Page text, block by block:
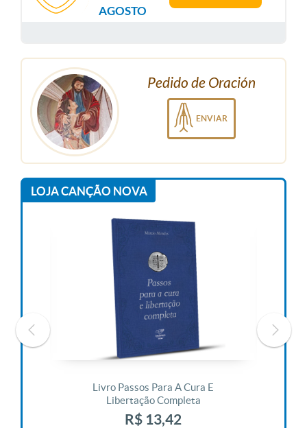
AGOSTO
Pedido de Oración
ENVIAR
LOJA CANÇÃO NOVA
Livro Passos Para A Cura E
Libertação Completa
R$ 13,42